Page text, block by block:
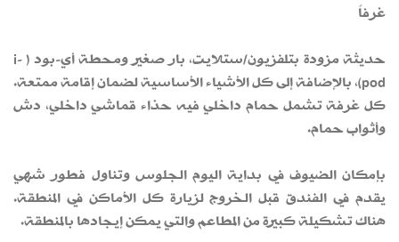
غرفاً
حديثة مزودة بتلفزيون/ستلايت، بار صغير ومحطة أي-بود ( i-
pod)، بالإضافة إلى كل الأشياء الأساسية لضمان إقامة ممتعة.
كل غرفة تشمل حمام داخلي فيه حذاء قماشي داخلي، دش
وأثواب حمام.
بإمكان الضيوف في بداية اليوم الجلوس وتناول فطور شهي
يقدم في الفندق قبل الخروج لزيارة كل الأماكن في المنطقة.
هناك تشكيلة كبيرة من المطاعم والتي يمكن إيجادها بالمنطقة.